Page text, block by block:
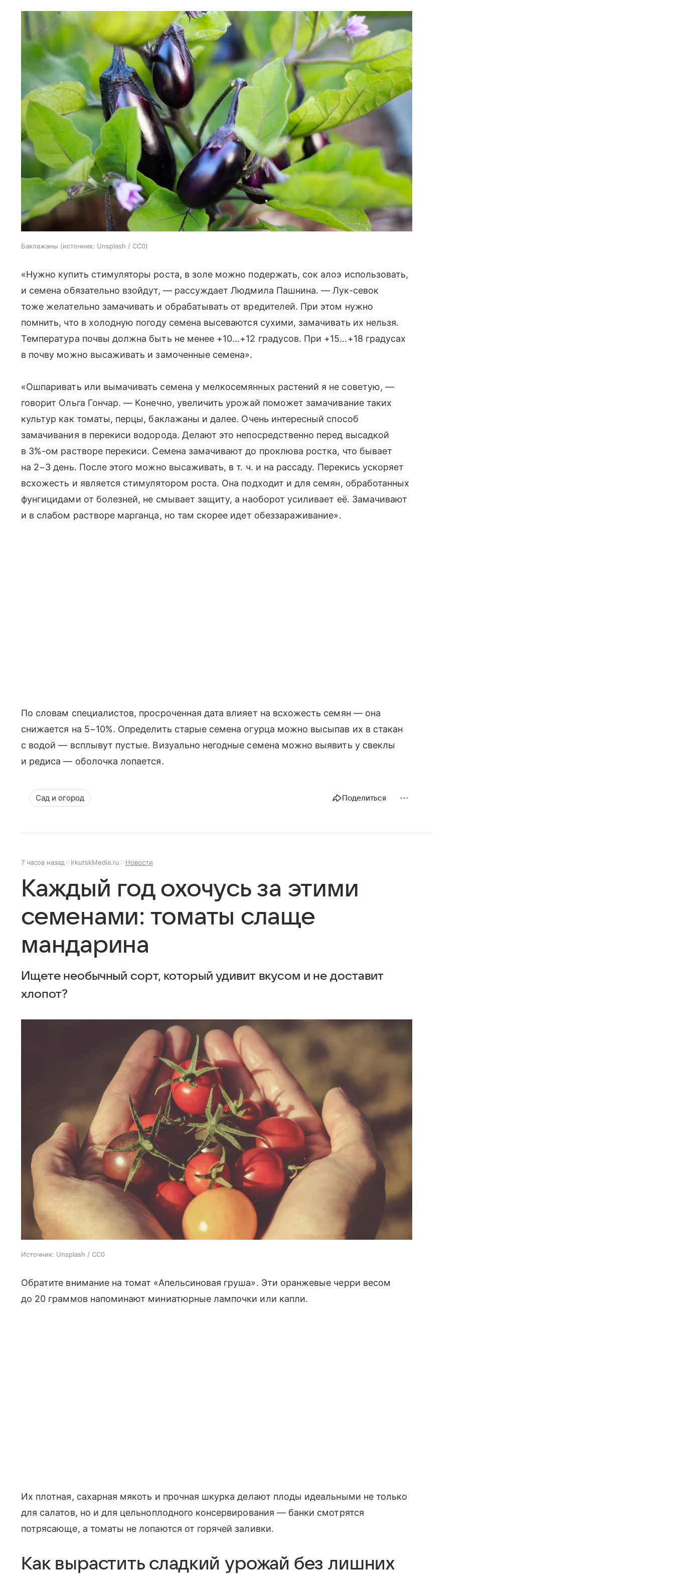
Баклажаны источник: Unsplash / CC0
«Нужно купить стимуляторы роста, в золе можно подержать, сок алоэ использовать,
и семена обязательно взойдут, — рассуждает Людмила Пашнина. — Лук-севок
тоже желательно замачивать и обрабатывать от вредителей. При этом нужно
помнить, что в холодную погоду семена высеваются сухими, замачивать их нельзя.
Температура почвы должна быть не менее +10…+12 градусов. При +15…+18 градусах
в почву можно высаживать и замоченные семена».
«Ошпаривать или вымачивать семена у мелкосемянных растений я не советую, —
говорит Ольга Гончар. — Конечно, увеличить урожай поможет замачивание таких
культур как томаты, перцы, баклажаны и далее. Очень интересный способ
замачивания в перекиси водорода. Делают это непосредственно перед высадкой
в 3%-ом растворе перекиси. Семена замачивают до проклюва ростка, что бывает
на 2−3 день. После этого можно высаживать, в т. ч. и на рассаду. Перекись ускоряет
всхожесть и является стимулятором роста. Она подходит и для семян, обработанных
фунгицидами от болезней, не смывает защиту, а наоборот усиливает её. Замачивают
и в слабом растворе марганца, но там скорее идет обеззараживание».
По словам специалистов, просроченная дата влияет на всхожесть семян — она
снижается на 5−10%. Определить старые семена огурца можно высыпав их в стакан
с водой — всплывут пустые. Визуально негодные семена можно выявить у свеклы
и редиса — оболочка лопается.
Сад и огород Поделиться
7 часов назад IrkutskMedia.ru Новости
Каждый год охочусь за этими
семенами: томаты слаще
мандарина
Ищете необычный сорт, который удивит вкусом и не доставит
хлопот?
Источник: Unsplash / CC0
Обратите внимание на томат «Апельсиновая груша». Эти оранжевые черри весом
до 20 граммов напоминают миниатюрные лампочки или капли.
Их плотная, сахарная мякоть и прочная шкурка делают плоды идеальными не только
для салатов, но и для цельноплодного консервирования — банки смотрятся
потрясающе, а томаты не лопаются от горячей заливки.
Как вырастить сладкий урожай без лишних